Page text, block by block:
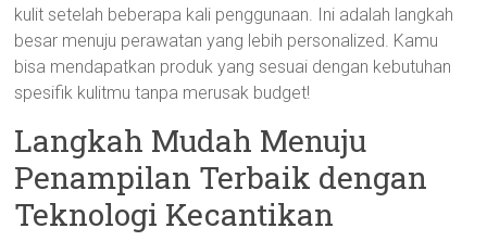
kulit setelah beberapa kali penggunaan. Ini adalah langkah
besar menuju perawatan yang lebih personalized. Kamu
bisa mendapatkan produk yang sesuai dengan kebutuhan
spesifik kulitmu tanpa merusak budget!
Langkah Mudah Menuju
Penampilan Terbaik dengan
Teknologi Kecantikan